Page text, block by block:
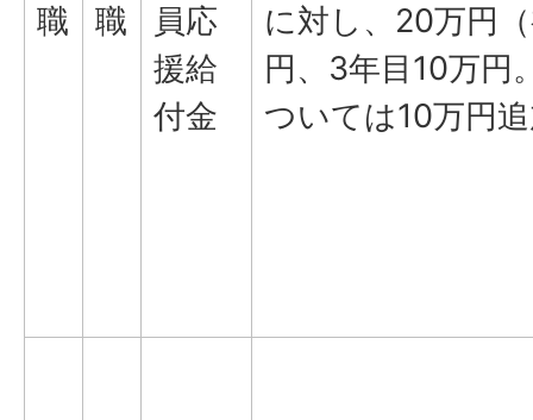
職
職
員応
援給
付金
に対し、20万円
円、3年目10万円
ついては10万円